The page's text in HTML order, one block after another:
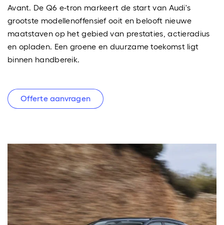
Avant. De Q6 e-tron markeert de start van Audi's
grootste modellenoffensief ooit en belooft nieuwe
maatstaven op het gebied van prestaties, actieradius
en opladen. Een groene en duurzame toekomst ligt
binnen handbereik.
Offerte aanvragen